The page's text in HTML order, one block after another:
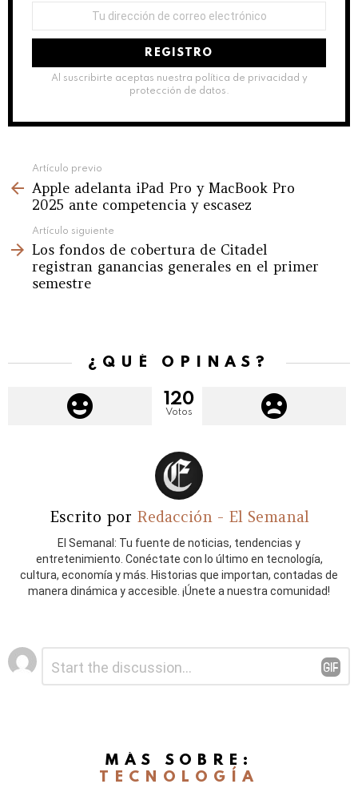
correo
Al suscribirte aceptas nuestra política de privacidad y
protección de datos.
more
Artículo previo
Apple adelanta iPad Pro y MacBook Pro
2025 ante competencia y escasez
Artículo siguiente
Los fondos de cobertura de Citadel
registran ganancias generales en el primer
semestre
¿QUÉ OPINAS?
120
Votos
Escrito por Redacción - El Semanal
El Semanal: Tu fuente de noticias, tendencias y
entretenimiento. Conéctate con lo último en tecnología,
cultura, economía y más. Historias que importan, contadas de
manera dinámica y accesible. ¡Únete a nuestra comunidad!
Deja
una
MÁS SOBRE:
TECNOLOGÍA